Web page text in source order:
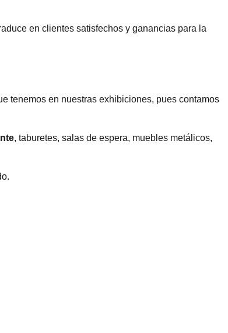
en clientes satisfechos y ganancias para la
tenemos en nuestras exhibiciones, pues contamos
, taburetes, salas de espera, muebles metálicos,